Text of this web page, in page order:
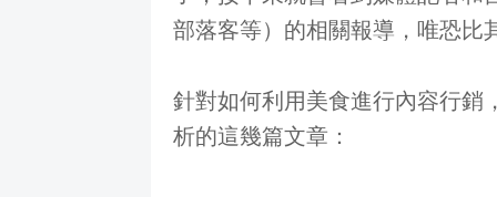
部落客等）的相關報導，唯恐比
針對如何利用美食進行內容行銷
析的這幾篇文章：